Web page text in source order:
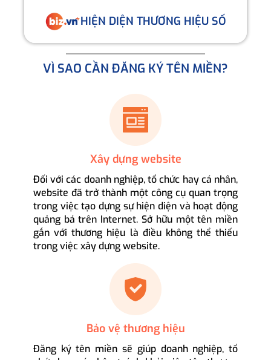
HIỆN DIỆN THƯƠNG HIỆU SỐ
VÌ SAO CẦN ĐĂNG KÝ TÊN MIỀN?
Xây dựng website
Đối với các doanh nghiệp, tổ chức hay cá nhân,
website đã trở thành một công cụ quan trọng
trong việc tạo dựng sự hiện diện và hoạt động
quảng bá trên Internet. Sở hữu một tên miền
gắn với thương hiệu là điều không thể thiếu
trong việc xây dựng website.
Bảo vệ thương hiệu
Đăng ký tên miền sẽ giúp doanh nghiệp, tổ